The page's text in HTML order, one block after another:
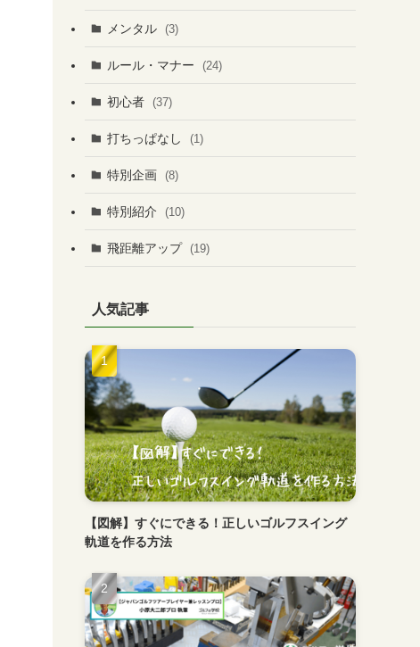
メンタル (3)
ルール・マナー (24)
初心者 (37)
打ちっぱなし (1)
特別企画 (8)
特別紹介 (10)
飛距離アップ (19)
人気記事
【図解】すぐにできる！正しいゴルフスイング
軌道を作る方法